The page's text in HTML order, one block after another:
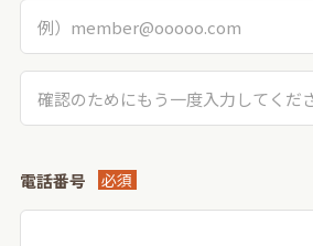
電話番号 必須